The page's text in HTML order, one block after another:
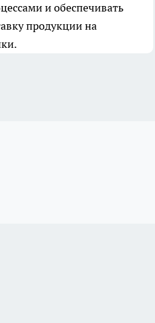
и обеспечивать
продукции на